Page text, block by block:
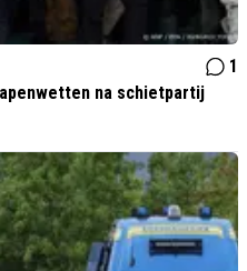
1
na schietpartij